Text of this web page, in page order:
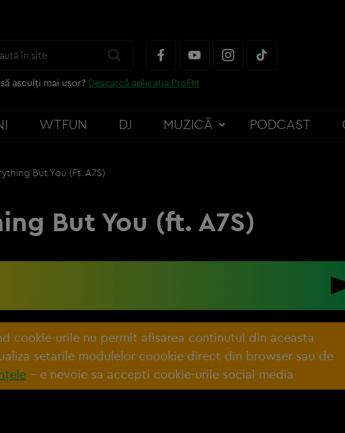
asculți mai ușor? Descarcă aplicația ProFM
WTFUN DJ MUZICĂ PODCAST
But You (ft. A7S)
But You (ft. A7S)
cookie-urile nu permit afisarea continutul din aceasta
setarile modulelor coookie direct din browser sau de
– e nevoie sa accepti cookie-urile social media